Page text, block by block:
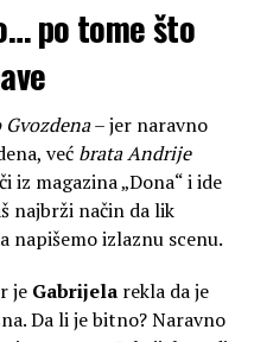
po tome što
Gvozdena– jer naravno
već brata Andrije
iz magazina „Dona“ i ide
najbrži način da lik
napišemo izlaznu scenu.
je Gabrijelarekla da je
Da li je bitno? Naravno